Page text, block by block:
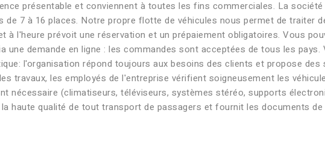
présentable et conviennent à toutes les fins commerciales. La
de 7 à 16 places. Notre propre flotte de véhicules nous permet de traiter
à l'heure prévoit une réservation et un prépaiement obligatoires. Vous
une demande en ligne : les commandes sont acceptées de tous les
l'organisation répond toujours aux besoins des clients et propose
travaux, les employés de l'entreprise vérifient soigneusement les
nécessaire (climatiseurs, téléviseurs, systèmes stéréo, supports
haute qualité de tout transport de passagers et fournit les documents